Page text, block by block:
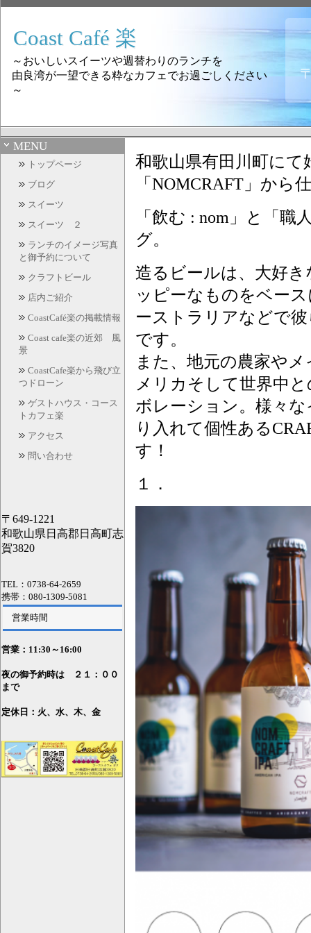
Coast Café 楽
～おいしいスイーツや週替わりのランチを
由良湾が一望できる粋なカフェでお過ごしください
～
MENU
トップページ
ブログ
スイーツ
スイーツ ２
ランチのイメージ写真
と御予約について
クラフトビール
店内ご紹介
CoastCafé楽の掲載情報
Coast cafe楽の近郊 風
景
CoastCafe楽から飛び立
つドローン
ゲストハウス・コース
トカフェ楽
アクセス
問い合わせ
〒649-1221
和歌山県日高郡日高町志
賀3820
TEL：0738-64-2659
携帯：080-1309-5081
営業時間
営業：11:30～16:00
夜の御予約時は ２１：００
まで
定休日：火、水、木、金
和歌山県有田川町に
「NOMCRAFT」から
「飲む : nom」と「
グ。
造るビールは、大好
ッピーなものをベー
ーストラリアなどで
です。
また、地元の農家や
メリカそして世界中
ボレーション。様々
り入れて個性ある
す！
１．